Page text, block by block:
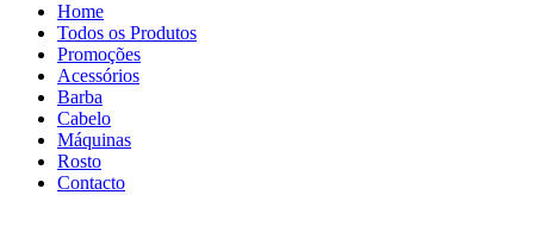
Home
Todos os Produtos
Promoções
Acessórios
Barba
Cabelo
Máquinas
Rosto
Contacto